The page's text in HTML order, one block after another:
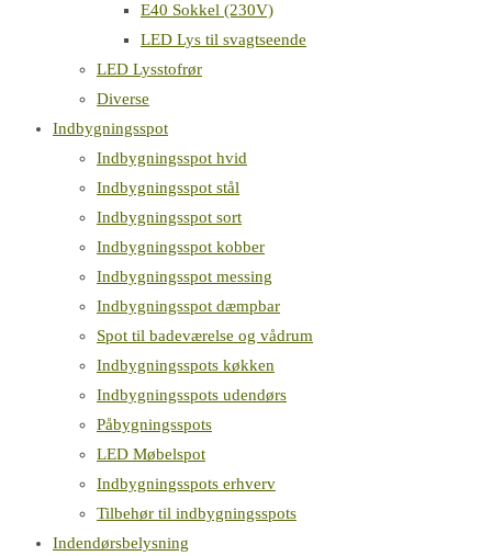
E40 Sokkel (230V)
LED Lys til svagtseende
LED Lysstofrør
Diverse
Indbygningsspot
Indbygningsspot hvid
Indbygningsspot stål
Indbygningsspot sort
Indbygningsspot kobber
Indbygningsspot messing
Indbygningsspot dæmpbar
Spot til badeværelse og vådrum
Indbygningsspots køkken
Indbygningsspots udendørs
Påbygningsspots
LED Møbelspot
Indbygningsspots erhverv
Tilbehør til indbygningsspots
Indendørsbelysning